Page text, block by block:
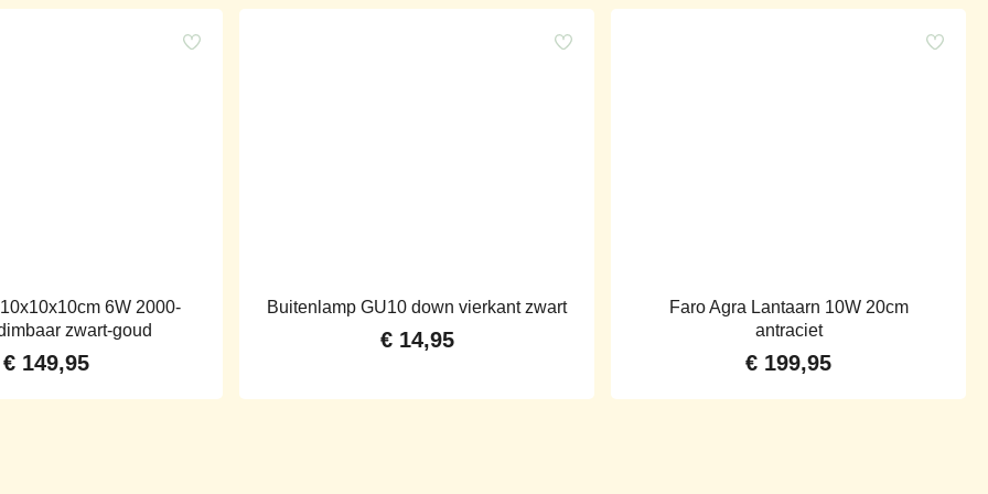
6W 2000-
zwart-goud
€149,95
Buitenlamp GU10 down vierkant zwart
€14,95
Faro Agra Lantaarn 10W 20cm
antraciet
€ 199,95